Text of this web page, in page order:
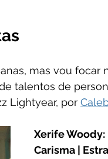
mas vou focar
talentos de
Lightyear, por
Xerife Woody:
Carisma |